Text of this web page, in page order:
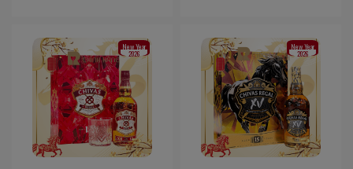
New Year
2026
New Year
2026